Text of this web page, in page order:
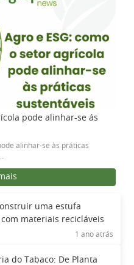
pode alinhar-se ás
alinhar-se às práticas
uma estufa
materiais recicláveis
1 ano atrás
do Tabaco: De Planta